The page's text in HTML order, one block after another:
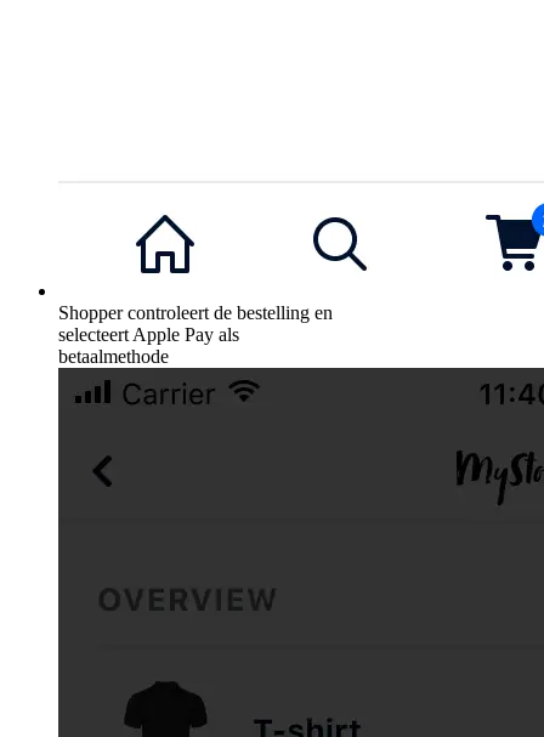
Shopper controleert de bestelling en
selecteert Apple Pay als
betaalmethode